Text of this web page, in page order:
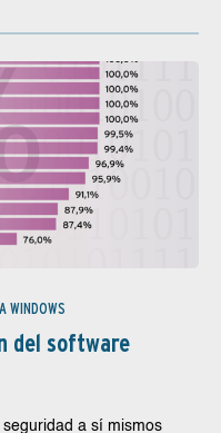
WINDOWS
del software
a sí mismos